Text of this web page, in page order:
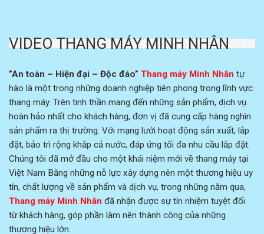
VIDEO THANG MÁY MINH NHÂN
”An toàn – Hiện đại – Độc đáo” Thang máy Minh Nhân tự
hào là một trong những doanh nghiệp tiên phong trong lĩnh vực
thang máy. Trên tinh thần mang đến những sản phẩm, dịch vụ
hoàn hảo nhất cho khách hàng, đơn vị đã cung cấp hàng nghìn
sản phẩm ra thị trường. Với mạng lưới hoạt động sản xuất, lắp
đặt, bảo trì rộng khắp cả nước, đáp ứng tối đa nhu cầu lắp đặt.
Chúng tôi đã mở đầu cho một khái niệm mới về thang máy tại
Việt Nam Bằng những nỗ lực xây dựng nên một thương hiệu uy
tín, chất lượng về sản phẩm và dịch vụ, trong những năm qua,
Thang máy Minh Nhân đã nhận được sự tín nhiệm tuyệt đối
từ khách hàng, góp phần làm nên thành công của những
thương hiệu lớn.